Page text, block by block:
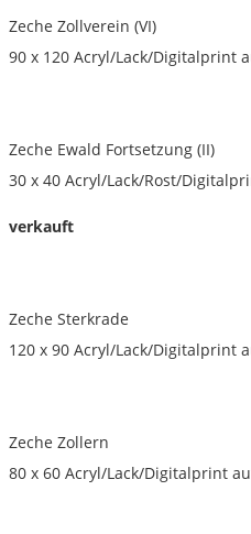
Zeche Zollverein (VI)
90 x 120 Acryl/Lack/Digitalprint
Zeche Ewald Fortsetzung (II)
30 x 40 Acryl/Lack/Rost/
verkauft
Zeche Sterkrade
120 x 90 Acryl/Lack/Digitalprint
Zeche Zollern
80 x 60 Acryl/Lack/Digitalprint